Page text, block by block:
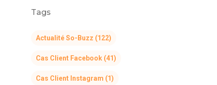
Tags
Actualité So-Buzz (122)
Cas Client Facebook (41)
Cas Client Instagram (1)